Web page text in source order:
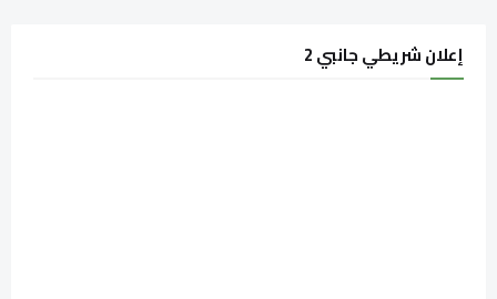
إعلان شريطي جانبي 2